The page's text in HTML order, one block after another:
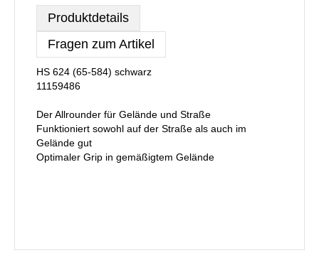
Produktdetails
Fragen zum Artikel
HS 624 (65-584) schwarz
11159486
Der Allrounder für Gelände und Straße
Funktioniert sowohl auf der Straße als auch im
Gelände gut
Optimaler Grip in gemäßigtem Gelände